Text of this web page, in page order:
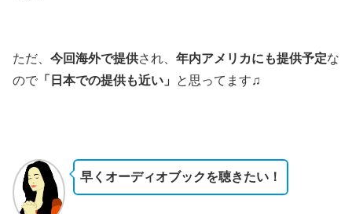
ただ、 今回海外で提供され、 年内アメリカにも提供予定な
ので 「日本での提供も近い」 と思ってます♫
早くオーディオブックを聴きたい！